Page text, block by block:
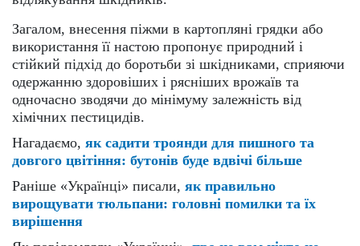
Загалом, внесення піжми в картопляні грядки або
використання її настою пропонує природний і
стійкий підхід до боротьби зі шкідниками, сприяючи
одержанню здоровіших і рясніших врожаїв та
одночасно зводячи до мінімуму залежність від
хімічних пестицидів.
Нагадаємо, як садити троянди для пишного та
довгого цвітіння: бутонів буде вдвічі більше
Раніше «Українці» писали, як правильно
вирощувати тюльпани: головні помилки та їх
вирішення